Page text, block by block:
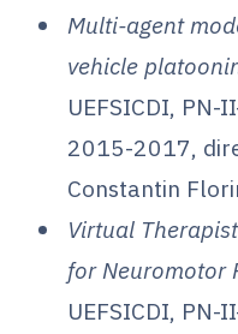
Multi-agent
vehicle
UEFSICDI,
2015-2017,
Constantin
Virtual
for Neuromotor
UEFSICDI,